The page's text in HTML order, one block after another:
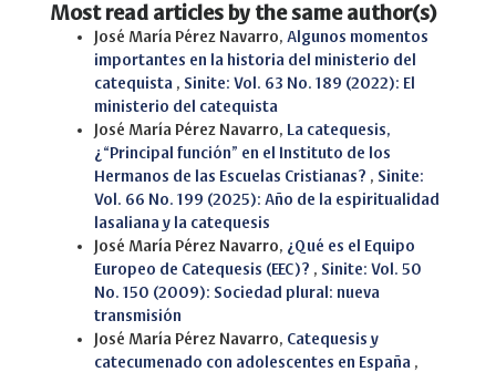
Most read articles by the same author(s)
José María Pérez Navarro, Algunos momentos
importantes en la historia del ministerio del
catequista , Sinite: Vol. 63 No. 189 (2022): El
ministerio del catequista
José María Pérez Navarro,
La catequesis,
¿“Principal función” en el Instituto de los
Hermanos de las Escuelas Cristianas? , Sinite:
Vol. 66 No. 199 (2025): Año de la espiritualidad
lasaliana y la catequesis
José María Pérez Navarro, ¿Qué es el Equipo
Europeo de Catequesis (EEC)? , Sinite: Vol. 50
No. 150 (2009): Sociedad plural: nueva
transmisión
José María Pérez Navarro, Catequesis y
catecumenado con adolescentes en España ,